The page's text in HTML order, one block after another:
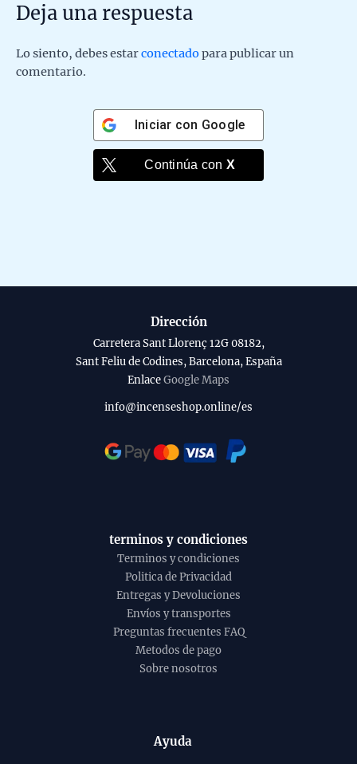
Deja una respuesta
Lo siento, debes estarconectadopara publicar un
comentario.
Iniciar con Google
Continúa con X
Dirección
Carretera Sant Llorenç 12G 08182,
Sant Feliu de Codines, Barcelona, España
EnlaceGoogle Maps
info@incenseshop.online/es
terminos y condiciones
Terminos y condiciones
Politica de Privacidad
Entregas y Devoluciones
Envíos y transportes
Preguntas frecuentes FAQ
Metodos de pago
Sobre nosotros
Ayuda